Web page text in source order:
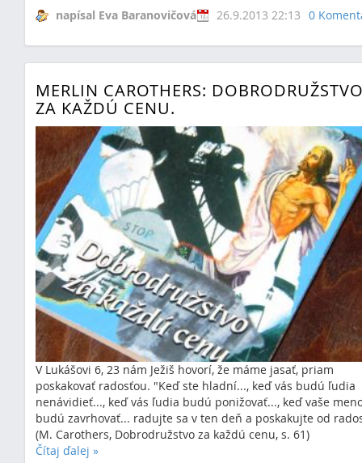
napísal Eva Baranovičová
26.9.2013 22:13 0
MERLIN CAROTHERS:
ZA KAŽDÚ CENU.
V Lukášovi 6, 23 nám Ježiš hovorí, že máme jasať, priam
poskakovať radosťou. "Keď ste hladní..., keď vás budú ľudia
nenávidieť..., keď vás ľudia budú ponižovať..., keď vaše
budú zavrhovať... radujte sa v ten deň a poskakujte od
(M. Carothers, Dobrodružstvo za každú cenu, s. 61)
Čítaj ďalej »